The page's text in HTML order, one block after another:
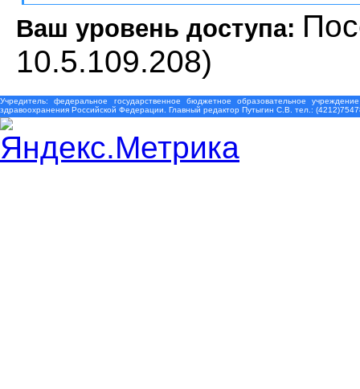
Ваш уровень доступа:
10.5.109.208)
Учредитель: федеральное государственное бюджетное образовательное
здравоохранения Российской Федерации. Главный редактор Путыгин С.В. тел.: